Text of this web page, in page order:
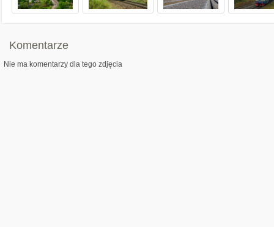
Komentarze
Nie ma komentarzy dla tego zdjęcia